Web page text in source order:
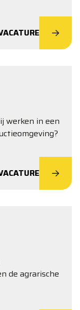
werken in een
de agrarische